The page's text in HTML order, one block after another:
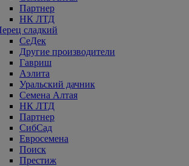
Партнер
НК ЛТД
сладкий
СеДек
Другие производители
Гавриш
Аэлита
Уральский дачник
Семена Алтая
НК ЛТД
Партнер
СибСад
Евросемена
Поиск
Престиж